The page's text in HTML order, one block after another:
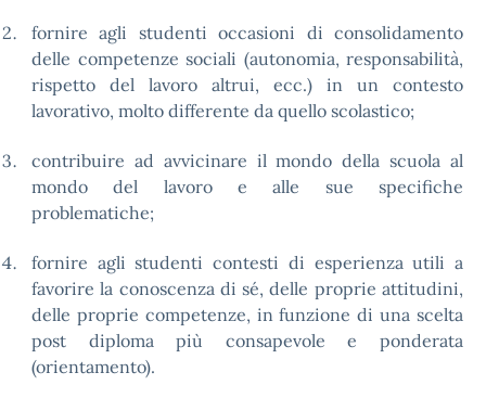
fornire agli studenti occasioni di consolidamento
delle competenze sociali (autonomia, responsabilità,
rispetto del lavoro altrui, ecc.) in un contesto
lavorativo, molto differente da quello scolastico;
contribuire ad avvicinare il mondo della scuola al
mondo del lavoro e alle sue specifiche
problematiche;
fornire agli studenti contesti di esperienza utili a
favorire la conoscenza di sé, delle proprie attitudini,
delle proprie competenze, in funzione di una scelta
post diploma più consapevole e ponderata
(orientamento).